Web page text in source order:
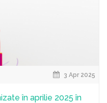
3 Apr 2025
în aprilie 2025 în